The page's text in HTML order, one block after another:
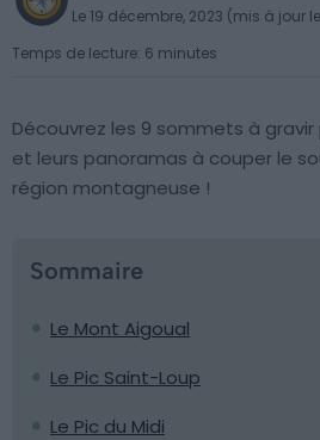
Le 19 décembre, 2023 (mis à jour
Temps de lecture: 6 minutes
Découvrez les 9 sommets à
et leurs panoramas à couper le
région montagneuse !
Sommaire
Le Mont Aigoual
Le Pic Saint-Loup
Le Pic du Midi